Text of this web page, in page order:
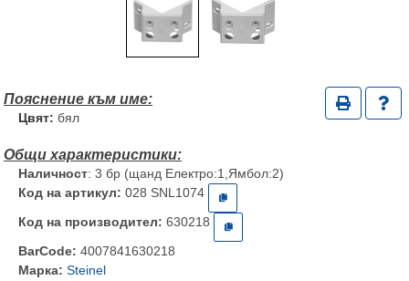
Цвят: бял
Наличност: 3 бр (щанд Електро:1,Ямбол:2)
Код на артикул: 028 SNL1074
Код на производител: 630218
BarCode: 4007841630218
Марка: Steinel